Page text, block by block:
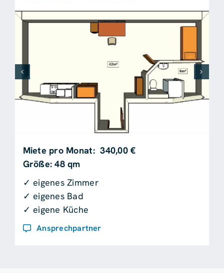
Miete pro Monat: 340,00 €
Größe: 48 qm
✓ eigenes Zimmer
✓ eigenes Bad
✓ eigene Küche
Ansprechpartner